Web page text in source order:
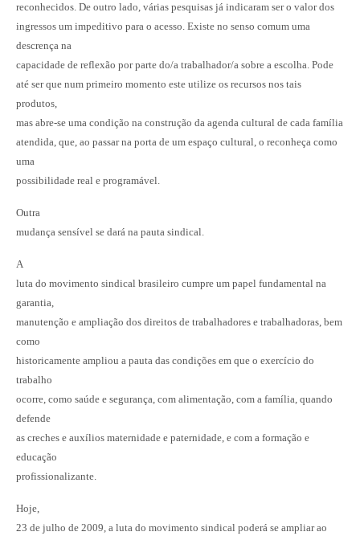
reconhecidos. De outro lado, várias pesquisas já indicaram ser o valor dos
ingressos um impeditivo para o acesso. Existe no senso comum uma
descrença na
capacidade de reflexão por parte do/a trabalhador/a sobre a escolha. Pode
até ser que num primeiro momento este utilize os recursos nos tais
produtos,
mas abre-se uma condição na construção da agenda cultural de cada família
atendida, que, ao passar na porta de um espaço cultural, o reconheça como
uma
possibilidade real e programável.
Outra
mudança sensível se dará na pauta sindical.
A
luta do movimento sindical brasileiro cumpre um papel fundamental na
garantia,
manutenção e ampliação dos direitos de trabalhadores e trabalhadoras, bem
como
historicamente ampliou a pauta das condições em que o exercício do
trabalho
ocorre, como saúde e segurança, com alimentação, com a família, quando
defende
as creches e auxílios maternidade e paternidade, e com a formação e
educação
profissionalizante.
Hoje,
23 de julho de 2009, a luta do movimento sindical poderá se ampliar ao